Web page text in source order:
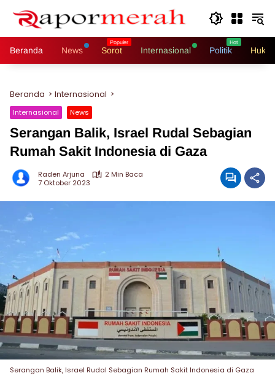
Beranda News Sorot Internasional Politik
Beranda Internasional
Internasional News
Serangan Balik, Israel Rudal Sebagian
Rumah Sakit Indonesia di Gaza
Raden Arjuna
2 Min Baca
7 Oktober 2023
Serangan Balik, Israel Rudal Sebagian Rumah Sakit Indonesia di Gaza